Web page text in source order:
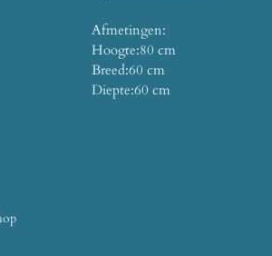
Afmetingen:
Hoogte:80 cm
Breed:60 cm
Diepte:60 cm